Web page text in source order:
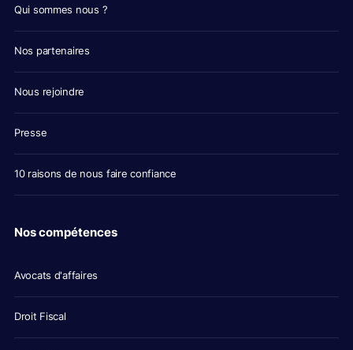
Qui sommes nous ?
Nos partenaires
Nous rejoindre
Presse
10 raisons de nous faire confiance
Nos compétences
Avocats d'affaires
Droit Fiscal